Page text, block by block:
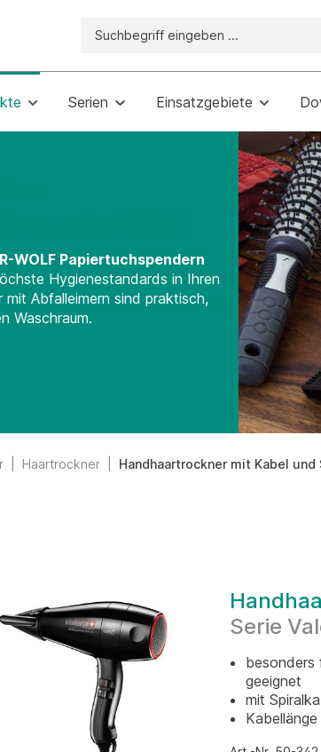
Serien Einsatzgebiete
WOLF Papiertuchspendern
Hygienestandards in Ihren
mit Abfalleimern sind praktisch,
Waschraum.
Haartrockner Handhaartrockner mit Kabel und
Serie
besonders
geeignet
mit